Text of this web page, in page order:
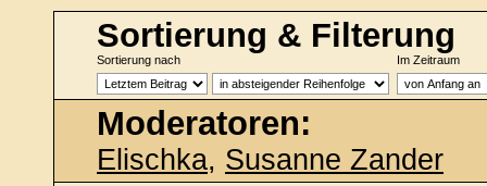
Sortierung & Filterung
Sortierung nach Im Zeitraum
Moderatoren:
Elischka, Susanne Zander